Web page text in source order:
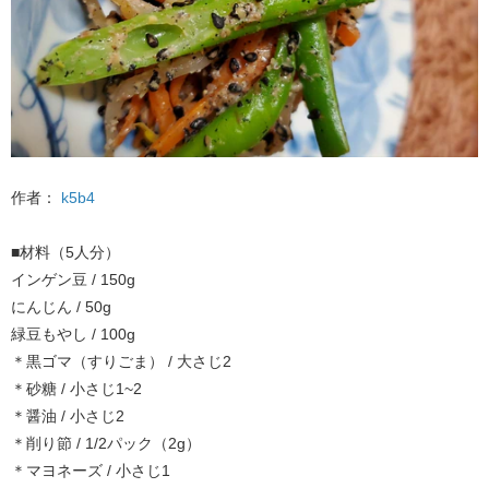
作者： k5b4
■材料（5人分）
インゲン豆 / 150g
にんじん / 50g
緑豆もやし / 100g
＊黒ゴマ（すりごま） / 大さじ2
＊砂糖 / 小さじ1~2
＊醤油 / 小さじ2
＊削り節 / 1/2パック（2g）
＊マヨネーズ / 小さじ1